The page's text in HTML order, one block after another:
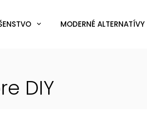
MODERNÉ
DIY